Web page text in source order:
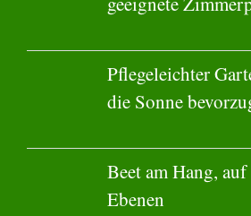
Pflegeleichter
die Sonne
Beet am Hang,
Ebenen